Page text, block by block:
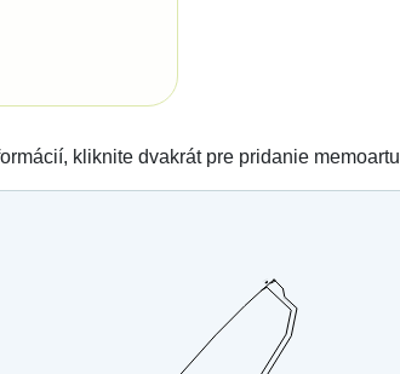
kliknite dvakrát pre pridanie memoartu